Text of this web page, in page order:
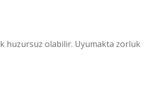
huzursuz olabilir. Uyumakta zorluk